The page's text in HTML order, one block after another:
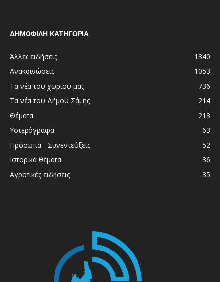
ΔΗΜΟΦΙΛΗ ΚΑΤΗΓΟΡΙΑ
Άλλες ειδήσεις
1340
Ανακοινώσεις
1053
Τα νέα του χωριού μας
736
Τα νέα του Δήμου Σάμης
214
Θέματα
213
Υστερόγραφα
63
Πρόσωπα - Συνεντεύξεις
52
Ιστορικά θέματα
36
Αγροτικές ειδήσεις
35